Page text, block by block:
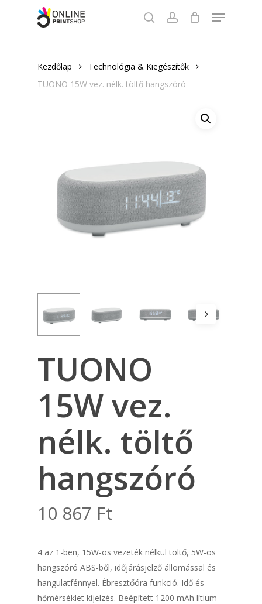
searchaccount
Menu
Kezdőlap
Technológia & Kiegészítők
TUONO 15W vez. nélk. töltő hangszóró
TUONO
15W vez.
nélk. töltő
hangszóró
10 867 Ft
4 az 1-ben, 15W-os vezeték nélkül töltő, 5W-os
hangszóró ABS-ből, időjárásjelző állomással és
hangulatfénnyel. Ébresztőóra funkció. Idő és
hőmérséklet kijelzés. Beépített 1200 mAh lítium-